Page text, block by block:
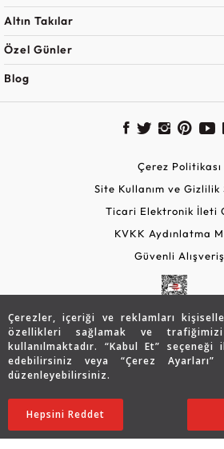
Çerezler, içeriği ve reklamları
özellikleri sağlamak ve
kullanılmaktadır. “Kabul Et”
edebilirsiniz veya “Çerez
düzenleyebilirsiniz.
Hepsini Reddet
62.096 TL
43.487TL
Altın Takılar
Özel Günler
Blog
Çerez Politikası
Site Kullanım ve Gizlilik
Ticari Elektronik İleti
KVKK Aydınlatma
Güvenli Alışveriş
Copyright © 2026 Assos Pırlanta -